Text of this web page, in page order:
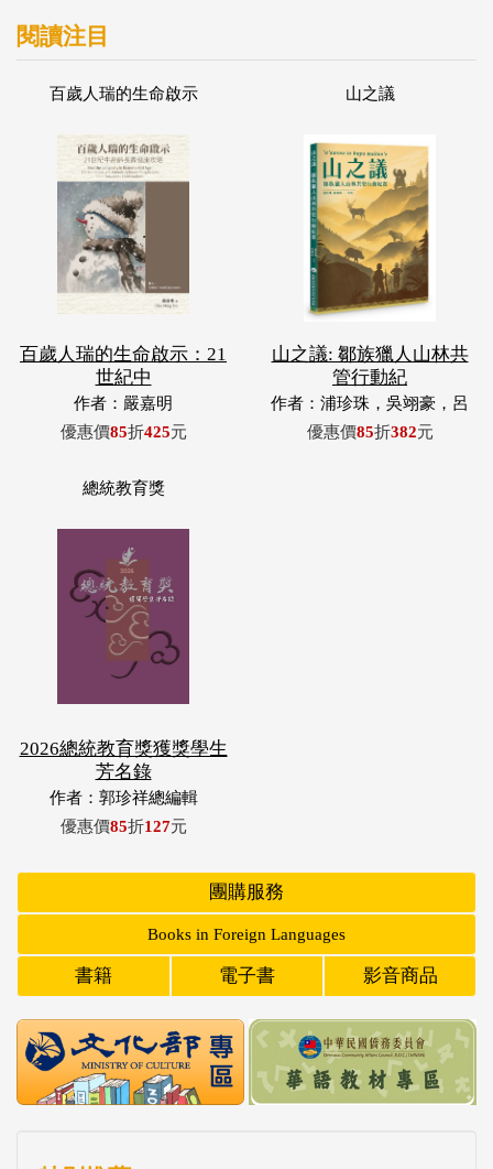
閱讀注目
百歲人瑞的生命啟示
百歲人瑞的生命啟示：21
世紀中
作者：嚴嘉明
優惠價85折425元
山之議
山之議: 鄒族獵人山林共
管行動紀
作者：浦珍珠，吳翊豪，呂
翊齊，張惠東，許玉青，王
優惠價85折382元
總統教育獎
2026總統教育獎獲獎學生
芳名錄
作者：郭珍祥總編輯
優惠價85折127元
團購服務
Books in Foreign Languages
書籍 電子書 影音商品